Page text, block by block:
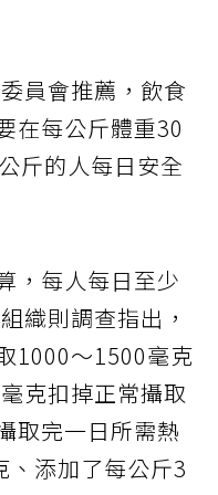
員會推薦，飲食
在每公斤體重30
斤的人每日安全
，每人每日至少
織則調查指出，
1000～1500毫克
克扣掉正常攝取
取完一日所需熱
、添加了每公斤3